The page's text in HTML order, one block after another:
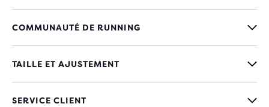
COMMUNAUTÉ DE RUNNING
TAILLE ET AJUSTEMENT
SERVICE CLIENT